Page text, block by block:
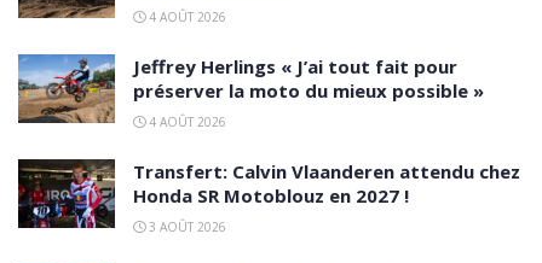
4 AOÛT 2026
Jeffrey Herlings « J’ai tout fait pour
préserver la moto du mieux possible »
4 AOÛT 2026
Transfert: Calvin Vlaanderen attendu chez
Honda SR Motoblouz en 2027 !
3 AOÛT 2026